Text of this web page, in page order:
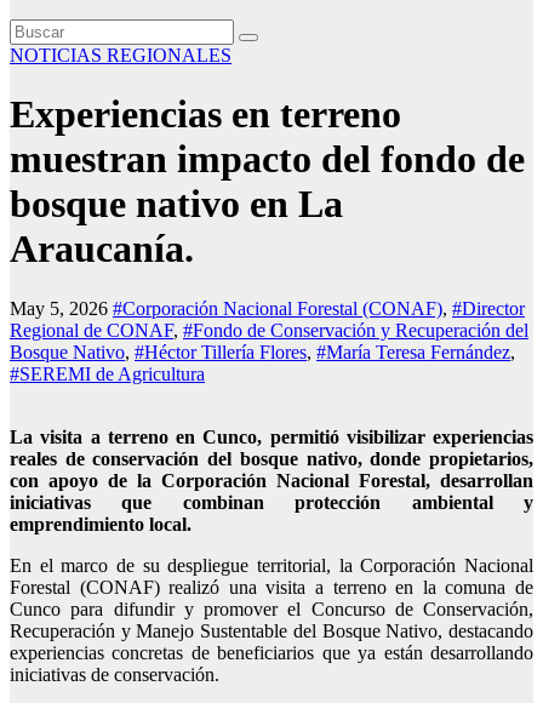
NOTICIAS REGIONALES
Experiencias en terreno
muestran impacto del fondo de
bosque nativo en La
Araucanía.
May 5, 2026 #Corporación Nacional Forestal (CONAF), #Director
Regional de CONAF, #Fondo de Conservación y Recuperación del
Bosque Nativo, #Héctor Tillería Flores, #María Teresa Fernández,
#SEREMI de Agricultura
La visita a terreno en Cunco, permitió visibilizar experiencias
reales de conservación del bosque nativo, donde propietarios,
con apoyo de la Corporación Nacional Forestal, desarrollan
iniciativas que combinan protección ambiental y
emprendimiento local.
En el marco de su despliegue territorial, la Corporación Nacional
Forestal (CONAF) realizó una visita a terreno en la comuna de
Cunco para difundir y promover el Concurso de Conservación,
Recuperación y Manejo Sustentable del Bosque Nativo, destacando
experiencias concretas de beneficiarios que ya están desarrollando
iniciativas de conservación.